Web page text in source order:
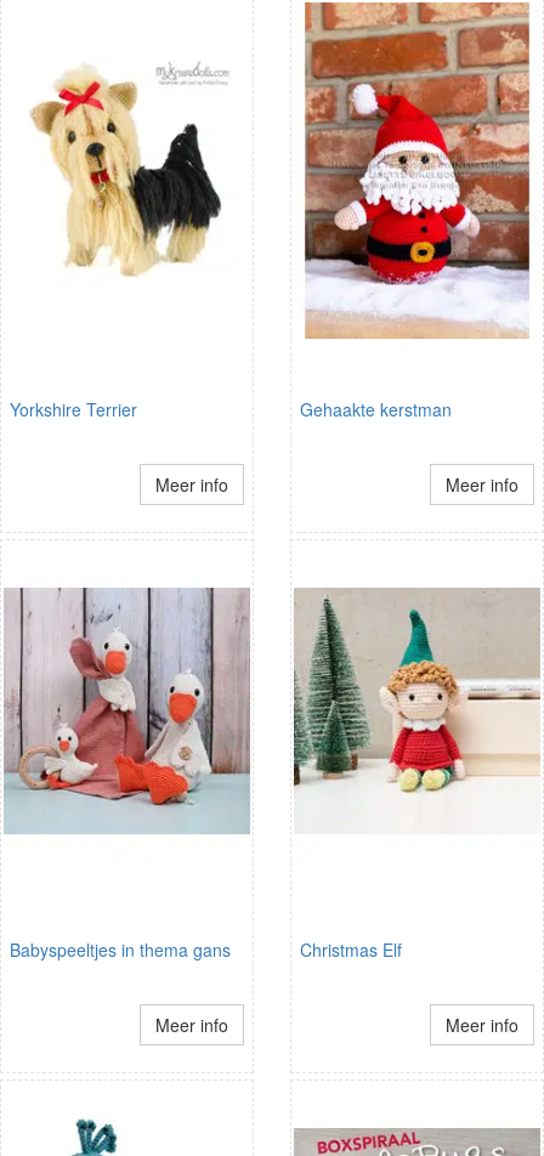
Yorkshire Terrier
Meer info
Gehaakte kerstman
Meer info
Babyspeeltjes in thema gans
Meer info
Christmas Elf
Meer info